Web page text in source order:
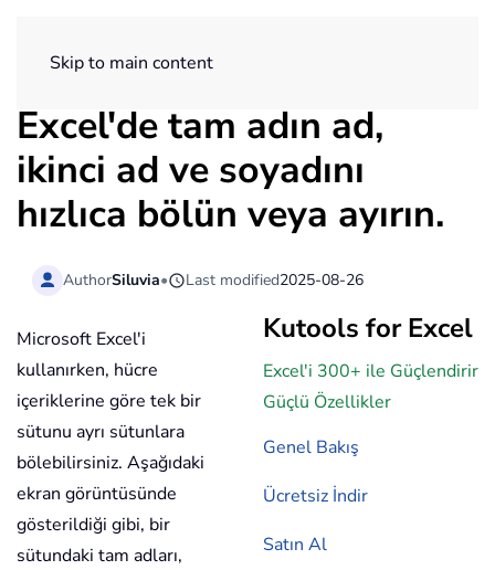
Skip to main content
Excel'de tam adın ad,
ikinci ad ve soyadını
hızlıca bölün veya ayırın.
AuthorSiluvia• Last modified2025-08-26
Kutools for Excel
Excel'i 300+ ile Güçlendirir
Güçlü Özellikler
Genel Bakış
Ücretsiz İndir
Satın Al
Microsoft Excel'i
kullanırken, hücre
içeriklerine göre tek bir
sütunu ayrı sütunlara
bölebilirsiniz. Aşağıdaki
ekran görüntüsünde
gösterildiği gibi, bir
sütundaki tam adları,